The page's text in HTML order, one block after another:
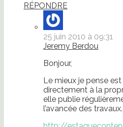
RÉPONDRE
25 juin 2010 à 09:31
Jeremy Berdou
Bonjour,
Le mieux je pense
directement à la
elle publie
l’avancée des travaux.